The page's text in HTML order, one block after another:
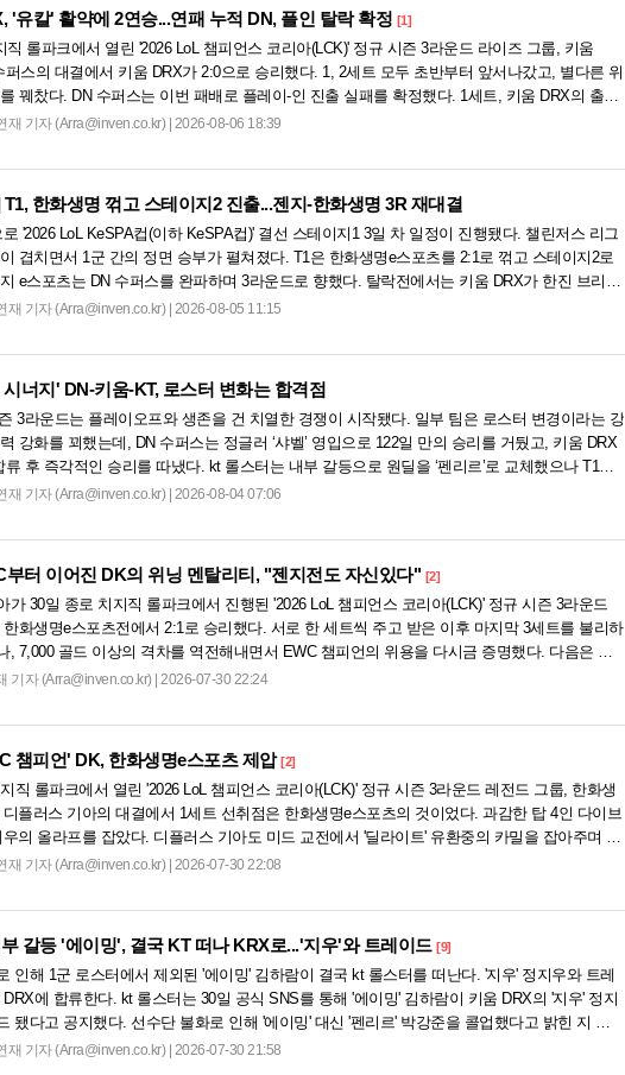
'유칼' 활약에 2연승...연패 누적 DN, 플인 탈락 확정 [1]
직 롤파크에서 열린 '2026 LoL 챔피언스 코리아(LCK)' 정규 시즌 3라운드 라이즈 그룹, 키움
퍼스의 대결에서 키움 DRX가 2:0으로 승리했다. 1, 2세트 모두 초반부터 앞서나갔고, 별다른 위
꿰찼다. DN 수퍼스는 이번 패배로 플레이-인 진출 실패를 확정했다. 1세트, 키움 DRX의 출발
재 기자 (Arra@inven.co.kr) | 2026-08-06 18:39
T1, 한화생명 꺾고 스테이지2 진출...젠지-한화생명 3R 재대결
'2026 LoL KeSPA컵(이하 KeSPA컵)' 결선 스테이지1 3일 차 일정이 진행됐다. 챌린저스 리그
겹치면서 1군 간의 정면 승부가 펼쳐졌다. T1은 한화생명e스포츠를 2:1로 꺾고 스테이지2로
e스포츠는 DN 수퍼스를 완파하며 3라운드로 향했다. 탈락전에서는 키움 DRX가 한진 브리온
...
재 기자 (Arra@inven.co.kr) | 2026-08-05 11:15
시너지' DN-키움-KT, 로스터 변화는 합격점
3라운드는 플레이오프와 생존을 건 치열한 경쟁이 시작됐다. 일부 팀은 로스터 변경이라는 강
강화를 꾀했는데, DN 수퍼스는 정글러 ‘샤벨’ 영입으로 122일 만의 승리를 거뒀고, 키움 DRX
류 후 즉각적인 승리를 따냈다. kt 롤스터는 내부 갈등으로 원딜을 ‘펜리르’로 교체했으나 T1과
파하며 우려를 불식시켰다. 오는 5일부터 3라운드 2주 차가 시작되는 가운데, .....
재 기자 (Arra@inven.co.kr) | 2026-08-04 07:06
터 이어진 DK의 위닝 멘탈리티, "젠지전도 자신있다" [2]
가 30일 종로 치지직 롤파크에서 진행된 '2026 LoL 챔피언스 코리아(LCK)' 정규 시즌 3라운드
화생명e스포츠전에서 2:1로 승리했다. 서로 한 세트씩 주고 받은 이후 마지막 3세트를 불리하
, 7,000 골드 이상의 격차를 역전해내면서 EWC 챔피언의 위용을 다시금 증명했다. 다음은 이
된 '...
기자 (Arra@inven.co.kr) | 2026-07-30 22:24
챔피언' DK, 한화생명e스포츠 제압[2]
직 롤파크에서 열린 '2026 LoL 챔피언스 코리아(LCK)' 정규 시즌 3라운드 레전드 그룹, 한화생
플러스 기아의 대결에서 1세트 선취점은 한화생명e스포츠의 것이었다. 과감한 탑 4인 다이브
우의 올라프를 잡았다. 디플러스 기아도 미드 교전에서 '딜라이트' 유환중의 카밀을 잡아주며 곧
들었다. 이...
재 기자 (Arra@inven.co.kr) | 2026-07-30 22:08
갈등 '에이밍', 결국 KT 떠나 KRX로...'지우'와 트레이드 [9]
인해 1군 로스터에서 제외된 '에이밍' 김하람이 결국 kt 롤스터를 떠난다. '지우' 정지우와 트레
에 합류한다. kt 롤스터는 30일 공식 SNS를 통해 '에이밍' 김하람이 키움 DRX의 '지우' 정지
됐다고 공지했다. 선수단 불화로 인해 '에이밍' 대신 '펜리르' 박강준을 콜업했다고 밝힌 지 단
재 기자 (Arra@inven.co.kr) | 2026-07-30 21:58